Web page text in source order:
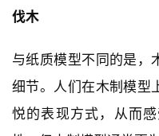
伐木
与纸质模型不同的是，
细节。人们在木制模型
悦的表现方式，从而